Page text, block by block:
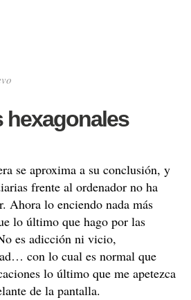
hexagonales
se aproxima a su conclusión, y
frente al ordenador no ha
Ahora lo enciendo nada más
lo último que hago por las
es adicción ni vicio,
con lo cual es normal que
lo último que me apetezca
de la pantalla.